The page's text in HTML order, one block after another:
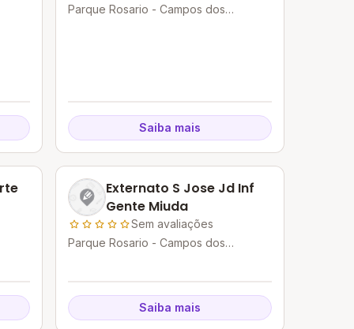
Parque Rosario - Campos dos
Saiba mais
Externato S Jose Jd Inf
Gente Miuda
Sem avaliações
Parque Rosario - Campos dos
Saiba mais